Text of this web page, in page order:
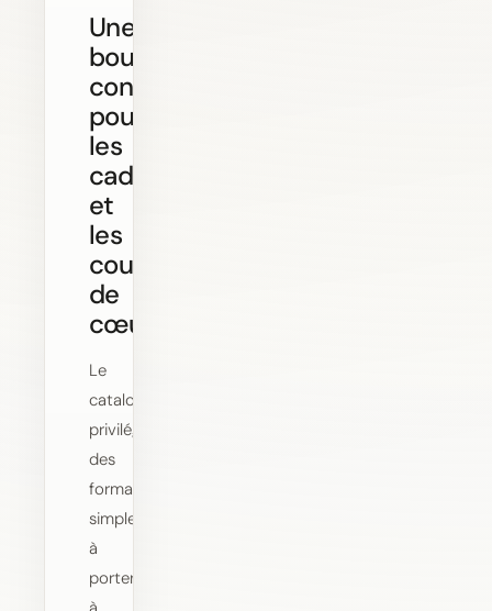
Une
boutique
conçue
pour
les
cadeaux
et
les
coups
de
cœur
Le
catalogue
privilégie
des
formats
simples
à
porter,